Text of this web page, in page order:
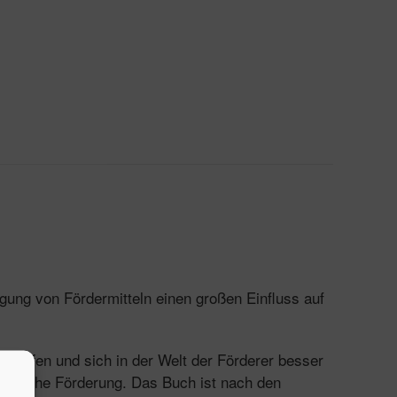
von Fördermitteln einen großen Einfluss auf
und sich in der Welt der Förderer besser
Förderung. Das Buch ist nach den